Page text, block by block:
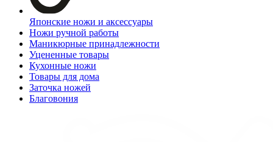
Японские ножи и аксессуары
Ножи ручной работы
Маникюрные принадлежности
Уцененные товары
Кухонные ножи
Товары для дома
Заточка ножей
Благовония